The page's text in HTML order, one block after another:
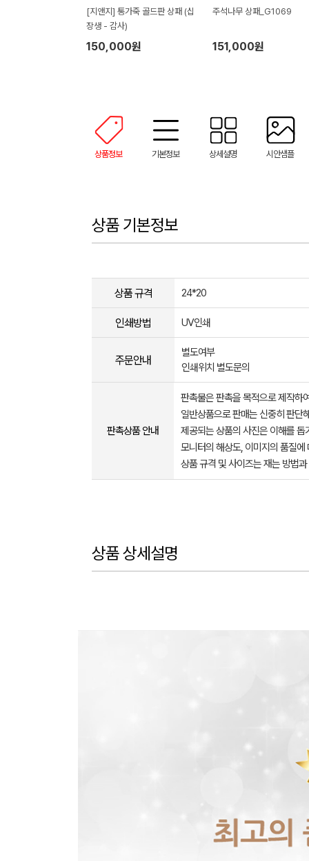
[지앤지] 통가죽 골드판 상패 (십
장생 - 감사)
150,000원
주석나무 상패_G1069
151,000원
상품정보 기본정보 상세설명 시안샘플
상품 기본정보
상품 규격 24*20
인쇄방법 UV인쇄
주문안내
별도여부
인쇄위치 별도문의
판촉상품 안내
판촉물은 판촉을 목적으로 제작하
일반상품으로 판매는 신중히 판단
제공되는 상품의 사진은 이해를
모니터의 해상도, 이미지의 품질
상품 규격 및 사이즈는 재는 방법
상품 상세설명